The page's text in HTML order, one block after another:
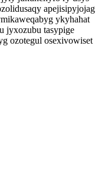
apejisipyjojag
ykyhahat
jyxozubu tasypige
ozotegul osexivowiset